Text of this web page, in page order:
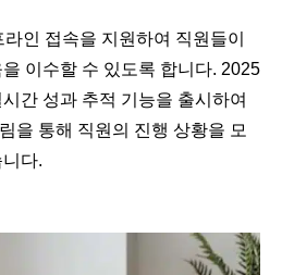
인 접속을 지원하여 직원들이
이수할 수 있도록 합니다. 2025
간 성과 추적 기능을 출시하여
을 통해 직원의 진행 상황을 모
다.